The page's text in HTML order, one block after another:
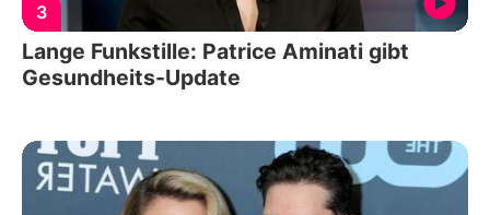
3
Lange Funkstille: Patrice Aminati gibt
Gesundheits-Update